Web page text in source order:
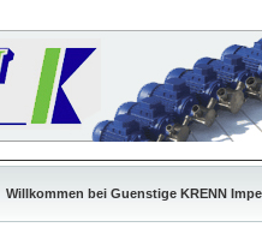
Willkommen bei Guenstige KRENN